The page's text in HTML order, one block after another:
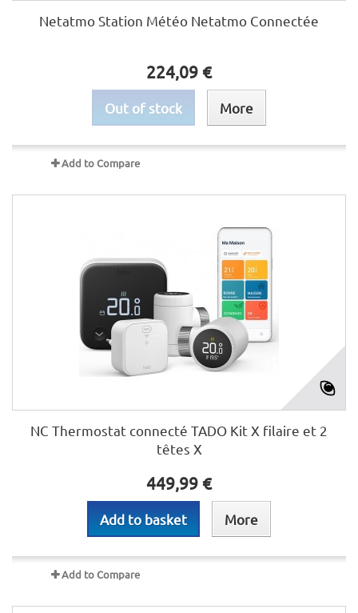
Netatmo Station Météo Netatmo Connectée
224,09 €
Out of stock More
Add to Compare
NC Thermostat connecté TADO Kit X filaire et 2
têtes X
449,99 €
Add to basket More
Add to Compare